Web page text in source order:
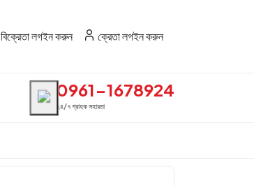
বিক্রেতা লগইন করুন ক্রেতা লগইন করুন
0961-1678924
২৪/৭ গ্রাহক সহায়তা